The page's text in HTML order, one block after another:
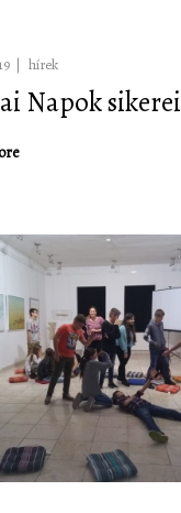
hírek
Napok sikerei